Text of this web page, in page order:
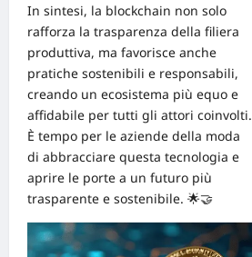
In sintesi, la blockchain non solo
rafforza la trasparenza della filiera
produttiva, ma favorisce anche
pratiche sostenibili e responsabili,
creando un ecosistema più equo e
affidabile per tutti gli attori coinvolti.
È tempo per le aziende della moda
di abbracciare questa tecnologia e
aprire le porte a un futuro più
trasparente e sostenibile. 🌟🤝